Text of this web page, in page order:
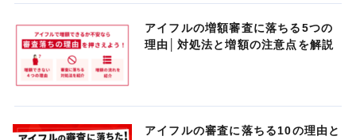
アイフルの増額審査に落ちる5つの
理由│対処法と増額の注意点を解説
アイフルの審査に落ちる10の理由と